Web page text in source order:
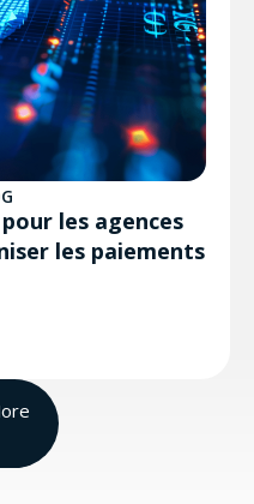
les agences
les paiements